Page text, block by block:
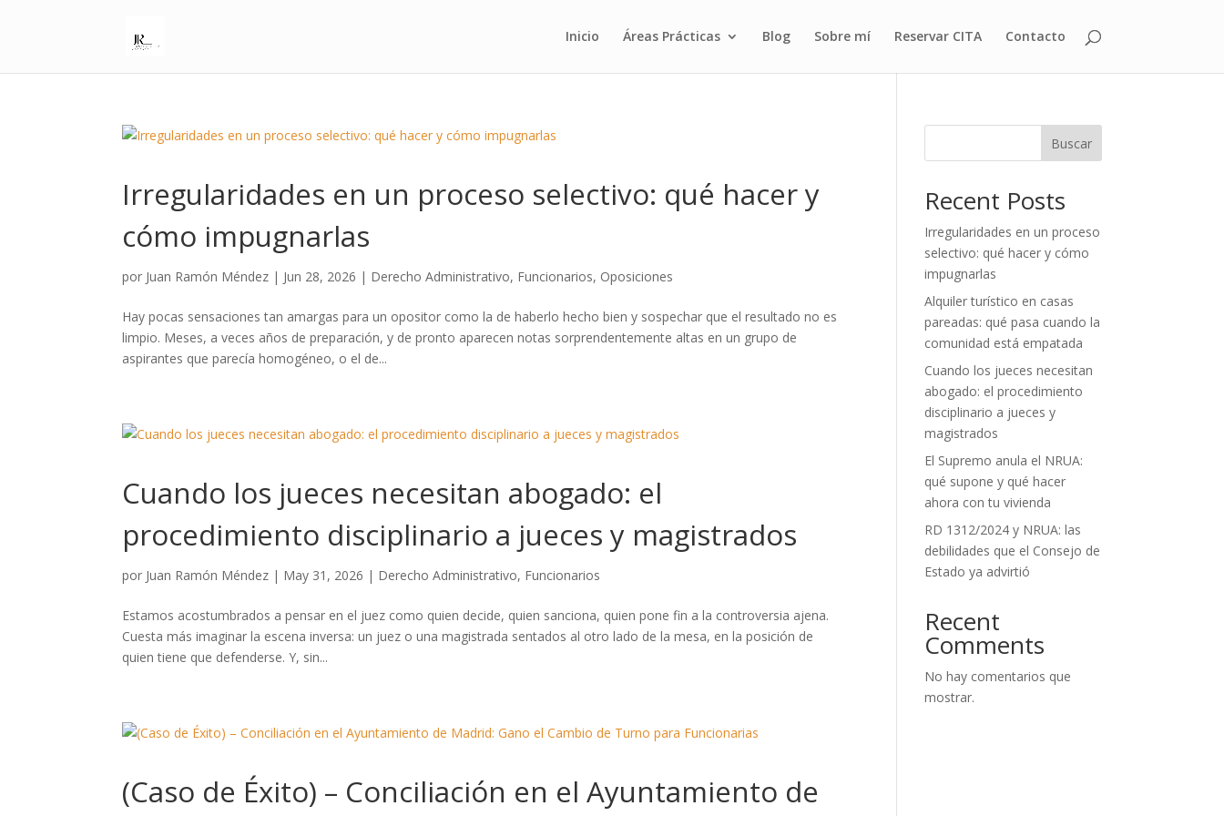
Inicio Áreas Prácticas Blog Sobre mí Reservar CITA Contacto
Irregularidades en un proceso selectivo: qué hacer y
cómo impugnarlas
por Juan Ramón Méndez | Jun 28, 2026 | Derecho Administrativo, Funcionarios, Oposiciones
Hay pocas sensaciones tan amargas para un opositor como la de haberlo hecho bien y sospechar que el resultado no es
limpio. Meses, a veces años de preparación, y de pronto aparecen notas sorprendentemente altas en un grupo de
aspirantes que parecía homogéneo, o el de...
Cuando los jueces necesitan abogado: el
procedimiento disciplinario a jueces y magistrados
por Juan Ramón Méndez | May 31, 2026 | Derecho Administrativo, Funcionarios
Estamos acostumbrados a pensar en el juez como quien decide, quien sanciona, quien pone fin a la controversia ajena.
Cuesta más imaginar la escena inversa: un juez o una magistrada sentados al otro lado de la mesa, en la posición de
quien tiene que defenderse. Y, sin...
(Caso de Éxito) – Conciliación en el Ayuntamiento de
Buscar
Recent Posts
Irregularidades en un proceso
selectivo: qué hacer y cómo
impugnarlas
Alquiler turístico en casas
pareadas: qué pasa cuando la
comunidad está empatada
Cuando los jueces necesitan
abogado: el procedimiento
disciplinario a jueces y
magistrados
El Supremo anula el NRUA:
qué supone y qué hacer
ahora con tu vivienda
RD 1312/2024 y NRUA: las
debilidades que el Consejo de
Estado ya advirtió
Recent
Comments
No hay comentarios que
mostrar.